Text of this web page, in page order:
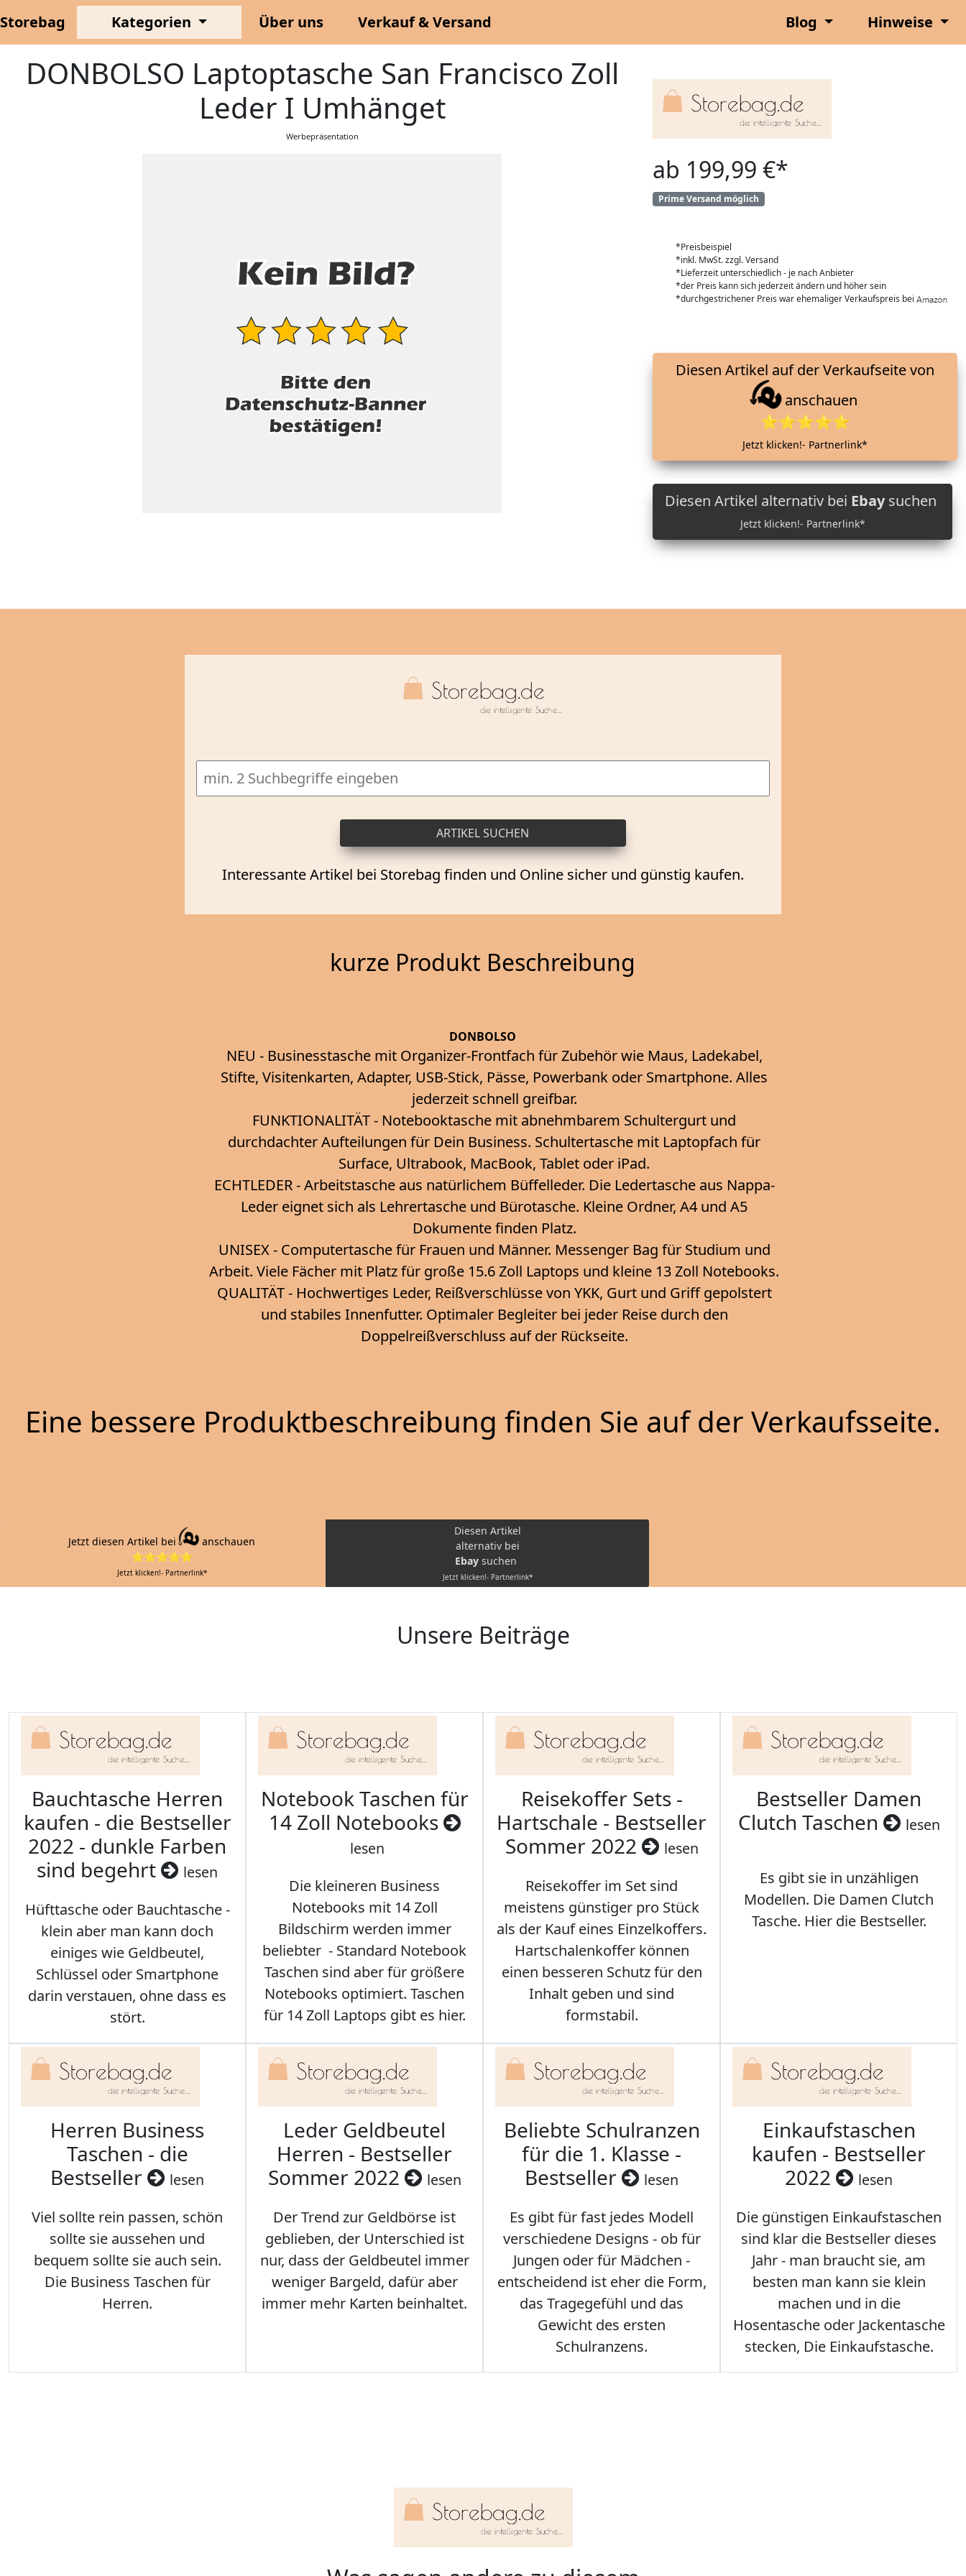
Storebag Kategorien Über uns Verkauf & Versand Blog Hinweise
DONBOLSO Laptoptasche San Francisco Zoll
Leder I Umhänget
Werbepräsentation
ab 199,99 €*
Prime Versand möglich
*Preisbeispiel
*inkl. MwSt. zzgl. Versand
*Lieferzeit unterschiedlich - je nach Anbieter
*der Preis kann sich jederzeit ändern und höher sein
*durchgestrichener Preis war ehemaliger Verkaufspreis bei
anschauen
⭐⭐⭐⭐⭐
Jetzt klicken!- Partnerlink*
Diesen Artikel alternativ bei Ebaysuchen
Jetzt klicken!- Partnerlink*
Interessante Artikel bei Storebag finden und Online sicher und günstig kaufen.
kurze Produkt Beschreibung
DONBOLSO
NEU - Businesstasche mit Organizer-Frontfach für Zubehör wie Maus, Ladekabel,
Stifte, Visitenkarten, Adapter, USB-Stick, Pässe, Powerbank oder Smartphone. Alles
jederzeit schnell greifbar.
FUNKTIONALITÄT - Notebooktasche mit abnehmbarem Schultergurt und
durchdachter Aufteilungen für Dein Business. Schultertasche mit Laptopfach für
Surface, Ultrabook, MacBook, Tablet oder iPad.
ECHTLEDER - Arbeitstasche aus natürlichem Büffelleder. Die Ledertasche aus Nappa-
Leder eignet sich als Lehrertasche und Bürotasche. Kleine Ordner, A4 und A5
Dokumente finden Platz.
UNISEX - Computertasche für Frauen und Männer. Messenger Bag für Studium und
Arbeit. Viele Fächer mit Platz für große 15.6 Zoll Laptops und kleine 13 Zoll Notebooks.
QUALITÄT - Hochwertiges Leder, Reißverschlüsse von YKK, Gurt und Griff gepolstert
und stabiles Innenfutter. Optimaler Begleiter bei jeder Reise durch den
Doppelreißverschluss auf der Rückseite.
Eine bessere Produktbeschreibung finden Sie auf der Verkaufsseite.
Jetzt diesen Artikel bei
anschauen
⭐⭐⭐⭐⭐
Jetzt klicken!- Partnerlink*
Diesen Artikel
alternativ bei
Ebay suchen
Jetzt klicken!- Partnerlink*
Unsere Beiträge
Bauchtasche Herren
kaufen - die Bestseller
2022 - dunkle Farben
sind begehrt
lesen
Hüfttasche oder Bauchtasche -
klein aber man kann doch
einiges wie Geldbeutel,
Schlüssel oder Smartphone
darin verstauen, ohne dass es
stört.
Notebook Taschen für
14 Zoll Notebooks
lesen
Die kleineren Business
Notebooks mit 14 Zoll
Bildschirm werden immer
beliebter - Standard Notebook
Taschen sind aber für größere
Notebooks optimiert. Taschen
für 14 Zoll Laptops gibt es hier.
Reisekoffer Sets -
Hartschale - Bestseller
Sommer 2022
lesen
Reisekoffer im Set sind
meistens günstiger pro Stück
als der Kauf eines Einzelkoffers.
Hartschalenkoffer können
einen besseren Schutz für den
Inhalt geben und sind
formstabil.
Bestseller Damen
Clutch Taschen
lesen
Es gibt sie in unzähligen
Modellen. Die Damen Clutch
Tasche. Hier die Bestseller.
Herren Business
Taschen - die
Bestseller
lesen
Viel sollte rein passen, schön
sollte sie aussehen und
bequem sollte sie auch sein.
Die Business Taschen für
Herren.
Leder Geldbeutel
Herren - Bestseller
Sommer 2022
lesen
Der Trend zur Geldbörse ist
geblieben, der Unterschied ist
nur, dass der Geldbeutel immer
weniger Bargeld, dafür aber
immer mehr Karten beinhaltet.
Beliebte Schulranzen
für die 1. Klasse -
Bestseller
lesen
Es gibt für fast jedes Modell
verschiedene Designs - ob für
Jungen oder für Mädchen -
entscheidend ist eher die Form,
das Tragegefühl und das
Gewicht des ersten
Schulranzens.
Einkaufstaschen
kaufen - Bestseller
2022
lesen
Die günstigen Einkaufstaschen
sind klar die Bestseller dieses
Jahr - man braucht sie, am
besten man kann sie klein
machen und in die
Hosentasche oder Jackentasche
stecken, Die Einkaufstasche.